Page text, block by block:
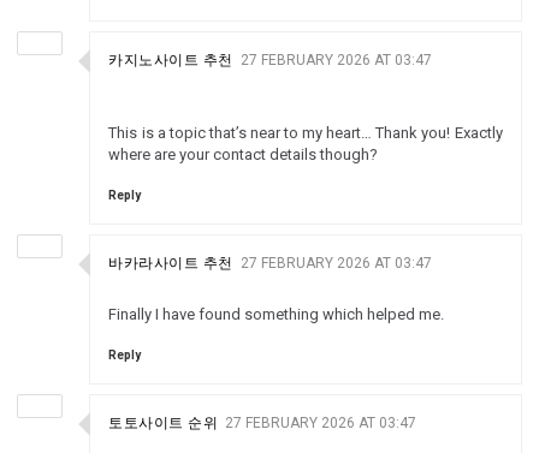
카지노사이트 추천 27 FEBRUARY 2026 AT 03:47
This is a topic that’s near to my heart… Thank you! Exactly
where are your contact details though?
Reply
바카라사이트 추천 27 FEBRUARY 2026 AT 03:47
Finally I have found something which helped me.
Reply
토토사이트 순위 27 FEBRUARY 2026 AT 03:47